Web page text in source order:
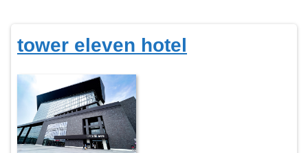
tower eleven hotel